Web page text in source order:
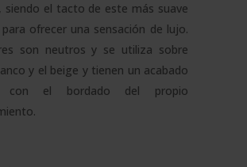
siendo el tacto de este más suave
ofrecer una sensación de lujo.
son neutros y se utiliza sobre
y el beige y tienen un acabado
con el bordado del propio